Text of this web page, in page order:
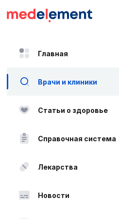
Главная
Врачи и клиники
Статьи о здоровье
Справочная система
Лекарства
Новости